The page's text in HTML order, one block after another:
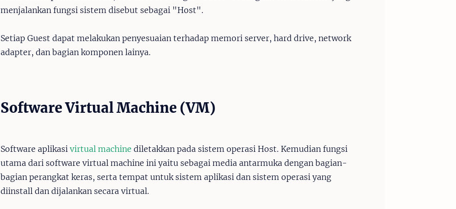
menjalankan fungsi sistem disebut sebagai "Host".
Setiap Guest dapat melakukan penyesuaian terhadap memori server, hard drive, network
adapter, dan bagian komponen lainya.
Software Virtual Machine (VM)
Software aplikasi virtual machine diletakkan pada sistem operasi Host. Kemudian fungsi
utama dari software virtual machine ini yaitu sebagai media antarmuka dengan bagian-
bagian perangkat keras, serta tempat untuk sistem aplikasi dan sistem operasi yang
diinstall dan dijalankan secara virtual.